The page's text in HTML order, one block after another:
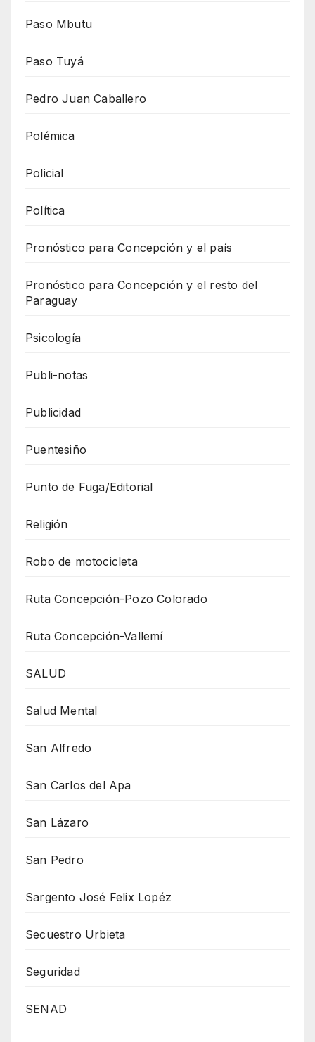
Paso Mbutu
Paso Tuyá
Pedro Juan Caballero
Polémica
Policial
Política
Pronóstico para Concepción y el país
Pronóstico para Concepción y el resto del
Paraguay
Psicología
Publi-notas
Publicidad
Puentesiño
Punto de Fuga/Editorial
Religión
Robo de motocicleta
Ruta Concepción-Pozo Colorado
Ruta Concepción-Vallemí
SALUD
Salud Mental
San Alfredo
San Carlos del Apa
San Lázaro
San Pedro
Sargento José Felix Lopéz
Secuestro Urbieta
Seguridad
SENAD